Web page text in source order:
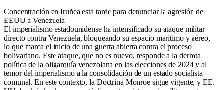
Concentración en Iruñea esta tarde para denunciar la agresión de
EEUU a Venezuela
El imperialismo estadounidense ha intensificado su ataque militar
directo contra Venezuela, bloqueando su espacio marítimo y aéreo,
lo que marca el inicio de una guerra abierta contra el proceso
bolivariano. Este ataque, que no es nuevo, responde a la derrota
política de la oligarquía venezolana en las elecciones de 2024 y al
temor del imperialismo a la consolidación de un estado socialista
comunal. En este contexto, la Doctrina Monroe sigue vigente, y EE.